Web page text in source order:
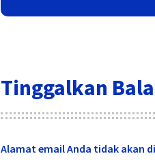
Tinggalkan
Alamat email Anda tidak akan